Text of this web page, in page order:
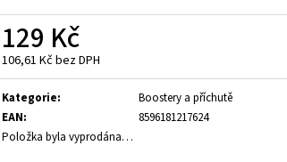
129 Kč
106,61 Kč bez DPH
Měrná
cena:
Kategorie:
Boostery a příchutě
EAN:
8596181217624
Položka byla vyprodána…
189 Kč